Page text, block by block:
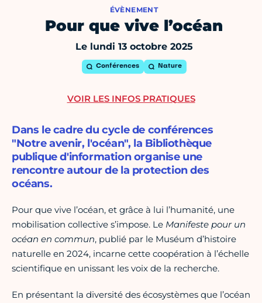
ÉVÈNEMENT
Pour que vive l’océan
Le lundi 13 octobre 2025
Conférences Nature
Dans le cadre du cycle de conférences
"Notre avenir, l'océan", la Bibliothèque
publique d'information organise une
rencontre autour de la protection des
océans.
Pour que vive l’océan, et grâce à lui l’humanité, une
mobilisation collective s’impose. Le Manifeste pour un
océan en commun, publié par le Muséum d’histoire
naturelle en 2024, incarne cette coopération à l’échelle
scientifique en unissant les voix de la recherche.
En présentant la diversité des écosystèmes que l’océan
VOIR LES INFOS PRATIQUES